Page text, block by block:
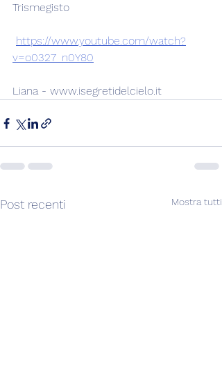
Trismegisto
https://www.youtube.com/watch?
v=o0327_n0Y80
Liana - www.isegretidelcielo.it
Post recenti Mostra tutti